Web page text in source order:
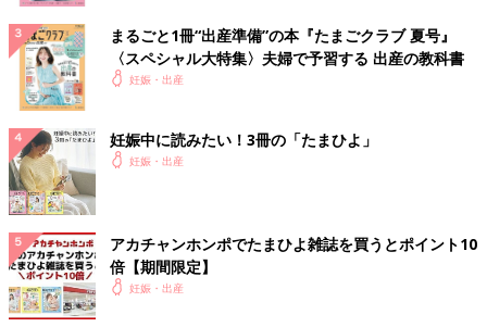
まるごと1冊“出産準備”の本『たまごクラブ 夏号』
〈スペシャル大特集〉夫婦で予習する 出産の教科書
妊娠・出産
妊娠中に読みたい！3冊の「たまひよ」
妊娠・出産
アカチャンホンポでたまひよ雑誌を買うとポイント10
倍【期間限定】
妊娠・出産